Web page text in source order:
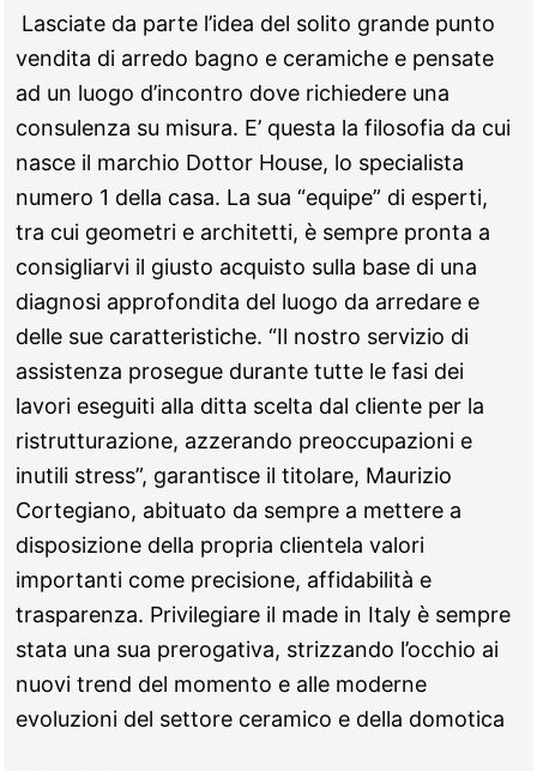
di
domani,
giovedì
1
marzo
Lasciate da parte l’idea del solito grande punto
vendita di arredo bagno e ceramiche e pensate
ad un luogo d’incontro dove richiedere una
consulenza su misura. E’ questa la filosofia da cui
nasce il marchio Dottor House, lo specialista
numero 1 della casa. La sua “equipe” di esperti,
tra cui geometri e architetti, è sempre pronta a
consigliarvi il giusto acquisto sulla base di una
diagnosi approfondita del luogo da arredare e
delle sue caratteristiche. “Il nostro servizio di
assistenza prosegue durante tutte le fasi dei
lavori eseguiti alla ditta scelta dal cliente per la
ristrutturazione, azzerando preoccupazioni e
inutili stress”, garantisce il titolare, Maurizio
Cortegiano, abituato da sempre a mettere a
disposizione della propria clientela valori
importanti come precisione, affidabilità e
trasparenza. Privilegiare il made in Italy è sempre
stata una sua prerogativa, strizzando l’occhio ai
nuovi trend del momento e alle moderne
evoluzioni del settore ceramico e della domotica